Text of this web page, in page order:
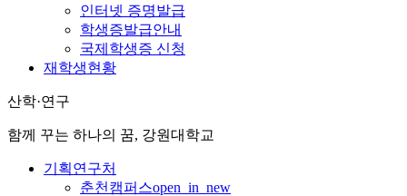
인터넷 증명발급
학생증발급안내
국제학생증 신청
재학생현황
산학·연구
함께 꾸는 하나의 꿈, 강원대학교
기획연구처
춘천캠퍼스open_in_new